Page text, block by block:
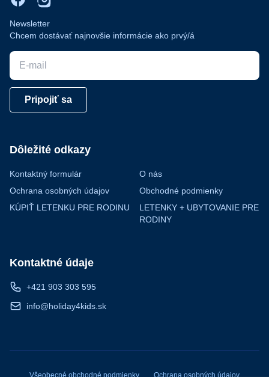
Newsletter
Chcem dostávať najnovšie informácie ako prvý/á
E-mail
Pripojiť sa
Dôležité odkazy
Kontaktný formulár
O nás
Ochrana osobných údajov
Obchodné podmienky
KÚPIŤ LETENKU PRE RODINU
LETENKY + UBYTOVANIE PRE
RODINY
Kontaktné údaje
+421 903 303 595
info@holiday4kids.sk